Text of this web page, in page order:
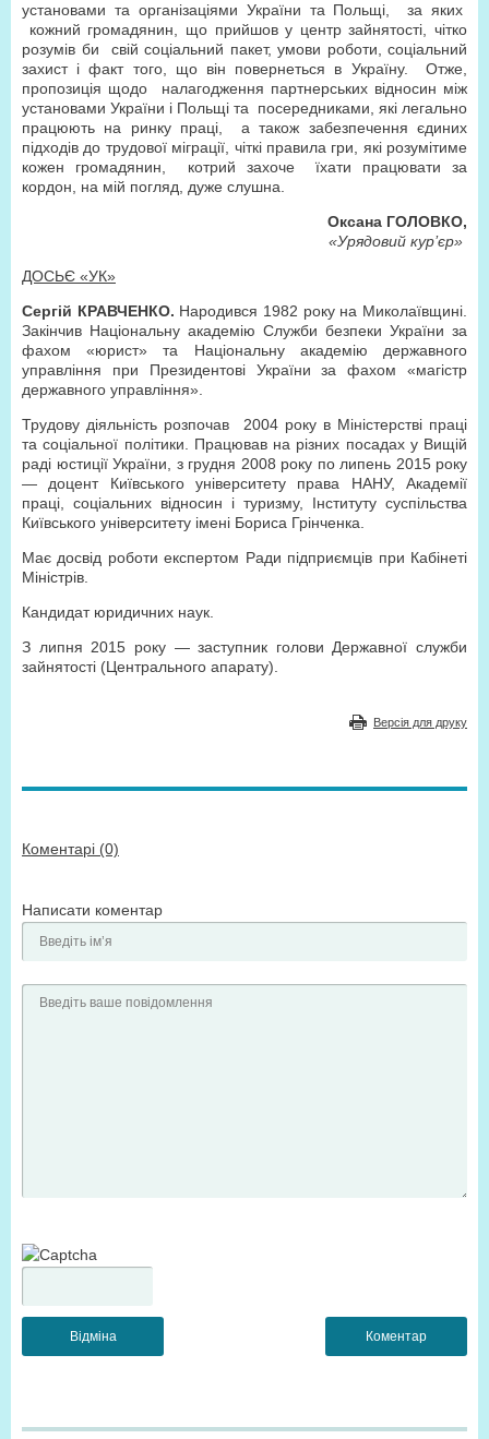
установами та організаціями України та Польщі, за яких
кожний громадянин, що прийшов у центр зайнятості, чітко
розумів би свій соціальний пакет, умови роботи, соціальний
захист і факт того, що він повернеться в Україну. Отже,
пропозиція щодо налагодження партнерських відносин між
установами України і Польщі та посередниками, які легально
працюють на ринку праці, а також забезпечення єдиних
підходів до трудової міграції, чіткі правила гри, які розумітиме
кожен громадянин, котрий захоче їхати працювати за
кордон, на мій погляд, дуже слушна.
Оксана ГОЛОВКО,
«Урядовий кур’єр»
ДОСЬЄ «УК»
Сергій КРАВЧЕНКО. Народився 1982 року на Миколаївщині.
Закінчив Національну академію Служби безпеки України за
фахом «юрист» та Національну академію державного
управління при Президентові України за фахом «магістр
державного управління».
Трудову діяльність розпочав 2004 року в Міністерстві праці
та соціальної політики. Працював на різних посадах у Вищій
раді юстиції України, з грудня 2008 року по липень 2015 року
— доцент Київського університету права НАНУ, Академії
праці, соціальних відносин і туризму, Інституту суспільства
Київського університету імені Бориса Грінченка.
Має досвід роботи експертом Ради підприємців при Кабінеті
Міністрів.
Кандидат юридичних наук.
З липня 2015 року — заступник голови Державної служби
зайнятості (Центрального апарату).
Версія для друку
Коментарі (0)
Написати коментар